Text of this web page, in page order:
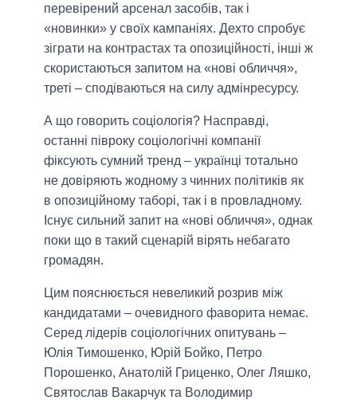
перевірений арсенал засобів, так і
«новинки» у своїх кампаніях. Дехто спробує
зіграти на контрастах та опозиційності, інші ж
скористаються запитом на «нові обличчя»,
треті – сподіваються на силу адмінресурсу.
А що говорить соціологія? Насправді,
останні півроку соціологічні компанії
фіксують сумний тренд – українці тотально
не довіряють жодному з чинних політиків як
в опозиційному таборі, так і в провладному.
Існує сильний запит на «нові обличчя», однак
поки що в такий сценарій вірять небагато
громадян.
Цим пояснюється невеликий розрив між
кандидатами – очевидного фаворита немає.
Серед лідерів соціологічних опитувань –
Юлія Тимошенко, Юрій Бойко, Петро
Порошенко, Анатолій Гриценко, Олег Ляшко,
Святослав Вакарчук та Володимир